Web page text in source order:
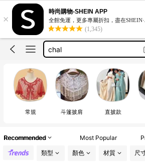
×
時尚購物-SHEIN APP
全館免運，更多專屬折扣，盡在
(1,345)
shawl
cape
chal
شال سميك منسوج دافئ
shawl
cape
常規 斗篷披肩 直披款
Recommended Most Popular
類型 顏色 材質 尺